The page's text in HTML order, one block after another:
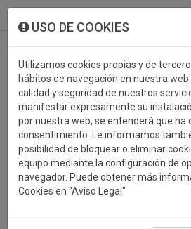
USO DE COOKIES
Utilizamos cookies propias y de
hábitos de navegación en nuestra
calidad y seguridad de nuestros
manifestar expresamente su
por nuestra web, se entenderá que ha
consentimiento. Le informamos
posibilidad de bloquear o eliminar
equipo mediante la configuración de
navegador. Puede obtener más
Cookies en "Aviso Legal"
TROFEOS
En esta sección encontrarás